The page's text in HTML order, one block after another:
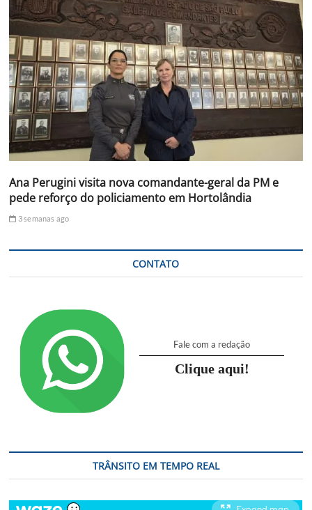
Ana Perugini visita nova comandante-geral da PM e
pede reforço do policiamento em Hortolândia
3 semanas ago
CONTATO
Fale com a redação
Clique aqui!
TRÂNSITO EM TEMPO REAL